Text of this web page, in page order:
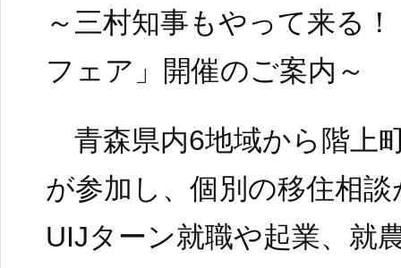
～三村知事もやって来る
フェア」開催のご案内～
青森県内6地域から階上
が参加し、個別の移住相
UIJターン就職や起業、就